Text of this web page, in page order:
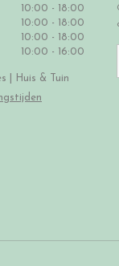
10:00 - 18:00
10:00 - 18:00
10:00 - 18:00
10:00 - 16:00
| Huis & Tuin